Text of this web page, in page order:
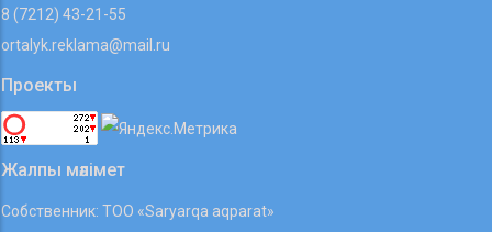
8 (7212) 43-21-55
ortalyk.reklama@mail.ru
Проекты
Жалпы мәлімет
Собственник: ТОО «Saryarqa aqparat»